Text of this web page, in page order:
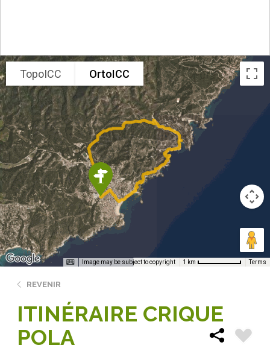
TopoICC OrtoICC
Image may be subject to copyright 1 km Terms
REVENIR
ITINÉRAIRE CRIQUE
POLA